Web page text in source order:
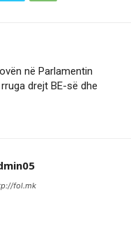
në Parlamentin
drejt BE-së dhe
fol.mk